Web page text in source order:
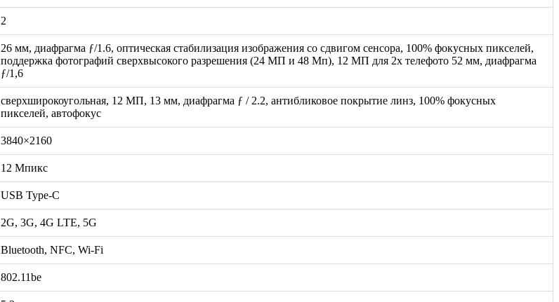
2
26 мм, диафрагма ƒ/1.6, оптическая стабилизация изображения со сдвигом сенсора, 100% фокусных пикселей,
поддержка фотографий сверхвысокого разрешения (24 МП и 48 Мп), 12 МП для 2x телефото 52 мм, диафрагма
ƒ/1,6
сверхширокоугольная, 12 МП, 13 мм, диафрагма ƒ / 2.2, антибликовое покрытие линз, 100% фокусных
пикселей, автофокус
3840×2160
12 Мпикс
USB Type-C
2G, 3G, 4G LTE, 5G
Bluetooth, NFC, Wi-Fi
802.11be